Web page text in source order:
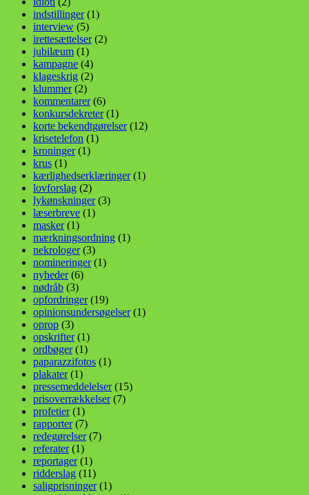
indstillinger(1)
interview (5)
irettesættelser(2)
jubilæum (1)
kampagne (4)
klageskrig (2)
klummer(2)
kommentarer(6)
konkursdekreter(1)
korte bekendtgørelser(12)
krisetelefon (1)
kroninger(1)
krus (1)
kærlighedserklæringer(1)
lovforslag (2)
lykønskninger(3)
læserbreve (1)
masker(1)
mærkningsordning (1)
nekrologer(3)
nomineringer(1)
nyheder(6)
nødråb (3)
opfordringer(19)
opinionsundersøgelser(1)
oprop (3)
opskrifter(1)
ordbøger(1)
paparazzifotos (1)
plakater(1)
pressemeddelelser(15)
prisoverrækkelser(7)
profetier(1)
rapporter(7)
redegørelser(7)
referater(1)
reportager(1)
ridderslag (11)
saligprisninger(1)